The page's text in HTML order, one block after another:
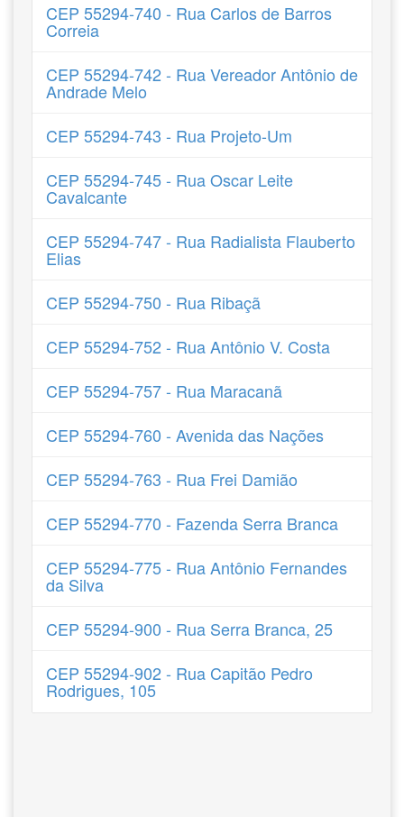
CEP 55294-740 - Rua Carlos de Barros
Correia
CEP 55294-742 - Rua Vereador Antônio de
Andrade Melo
CEP 55294-743 - Rua Projeto-Um
CEP 55294-745 - Rua Oscar Leite
Cavalcante
CEP 55294-747 - Rua Radialista Flauberto
Elias
CEP 55294-750 - Rua Ribaçã
CEP 55294-752 - Rua Antônio V. Costa
CEP 55294-757 - Rua Maracanã
CEP 55294-760 - Avenida das Nações
CEP 55294-763 - Rua Frei Damião
CEP 55294-770 - Fazenda Serra Branca
CEP 55294-775 - Rua Antônio Fernandes
da Silva
CEP 55294-900 - Rua Serra Branca, 25
CEP 55294-902 - Rua Capitão Pedro
Rodrigues, 105